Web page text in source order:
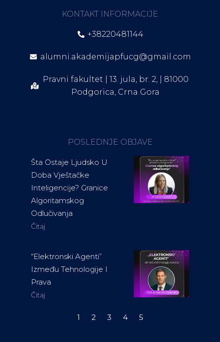
KONTAKT INFORMACIJE
+38220481144
alumni.akademijapfucg@gmail.com
Pravni fakultet | 13. jula, br. 2, | 81000
Podgorica, Crna Gora
POSLEDNJE OBJAVE
Šta Ostaje Ljudsko U
Doba Vještačke
Inteligencije? Granice
Algoritamskog
Odlučivanja
Čitaj
“Elektronski Agenti”
Između Tehnologije I
Prava
Čitaj
1 2 3 4 5